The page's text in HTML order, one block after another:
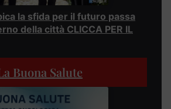
la sfida per il futuro passa
della città CLICCA PER IL
Buona Salute